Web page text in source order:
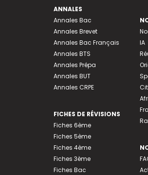
ANNALES
Annales Bac
Annales Brevet
Annales Bac Français
Annales BTS
Annales Prépa
Annales BUT
Annales CRPE
FICHES DE RÉVISIONS
Fiches 6ème
Fiches 5ème
Fiches 4ème
Fiches 3ème
Fiches Bac
IA